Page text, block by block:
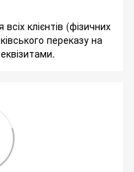
клієнтів (фізичних
переказу на